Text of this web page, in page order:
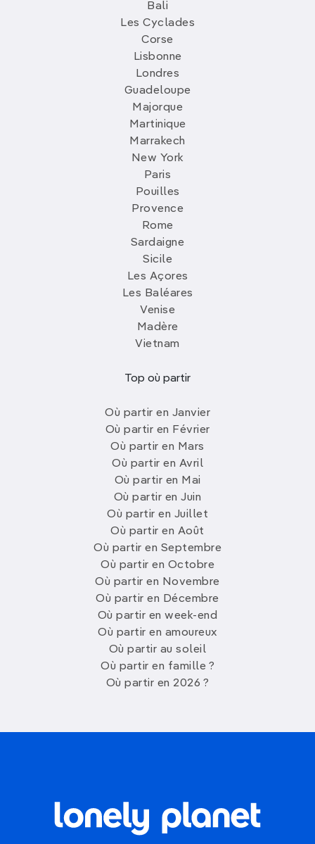
Bali
Les Cyclades
Corse
Lisbonne
Londres
Guadeloupe
Majorque
Martinique
Marrakech
New York
Paris
Pouilles
Provence
Rome
Sardaigne
Sicile
Les Açores
Les Baléares
Venise
Madère
Vietnam
Top où partir
Où partir en Janvier
Où partir en Février
Où partir en Mars
Où partir en Avril
Où partir en Mai
Où partir en Juin
Où partir en Juillet
Où partir en Août
Où partir en Septembre
Où partir en Octobre
Où partir en Novembre
Où partir en Décembre
Où partir en week-end
Où partir en amoureux
Où partir au soleil
Où partir en famille ?
Où partir en 2026 ?